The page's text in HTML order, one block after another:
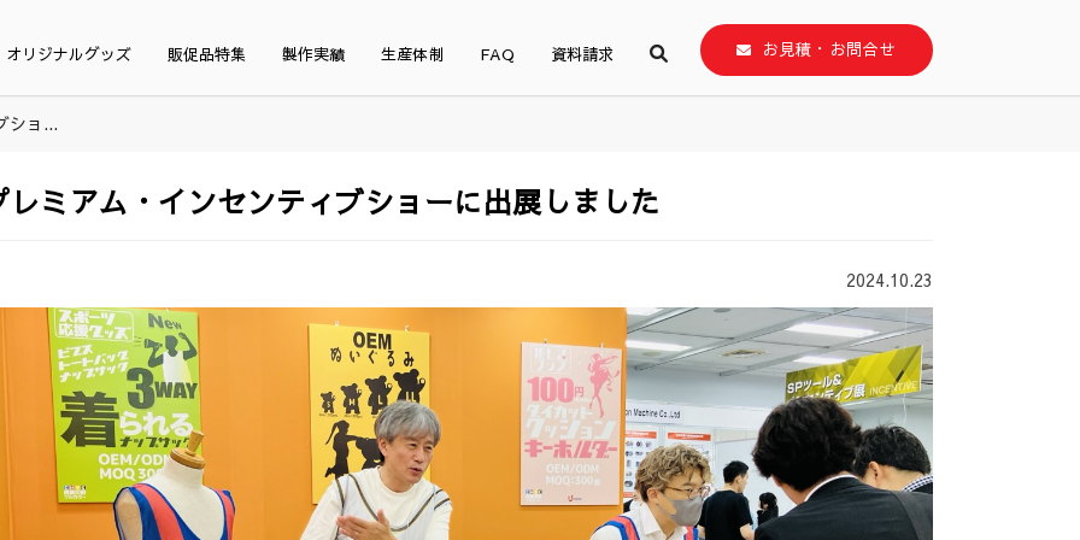
オリジナルグッズ 販促品特集 製作実績 生産体制 FAQ 資料請求 お見積・お問合せ
ショ...
レミアム・インセンティブショーに出展しました
2024.10.23